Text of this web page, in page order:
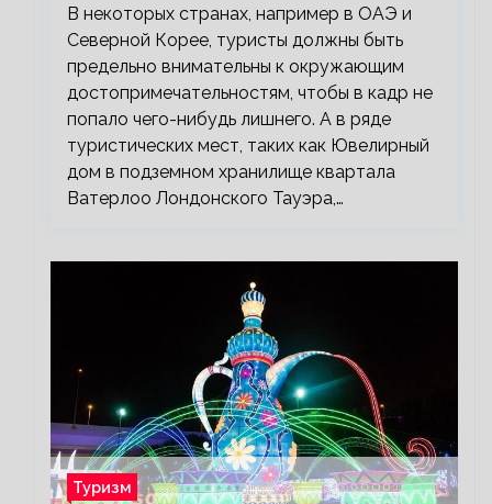
В некоторых странах, например в ОАЭ и
Северной Корее, туристы должны быть
предельно внимательны к окружающим
достопримечательностям, чтобы в кадр не
попало чего-нибудь лишнего. А в ряде
туристических мест, таких как Ювелирный
дом в подземном хранилище квартала
Ватерлоо Лондонского Тауэра,…
Туризм